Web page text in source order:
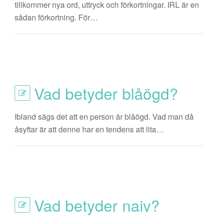
tillkommer nya ord, uttryck och förkortningar. IRL är en
sådan förkortning. För…
Vad betyder blåögd?
Ibland sägs det att en person är blåögd. Vad man då
åsyftar är att denne har en tendens att lita…
Vad betyder naiv?